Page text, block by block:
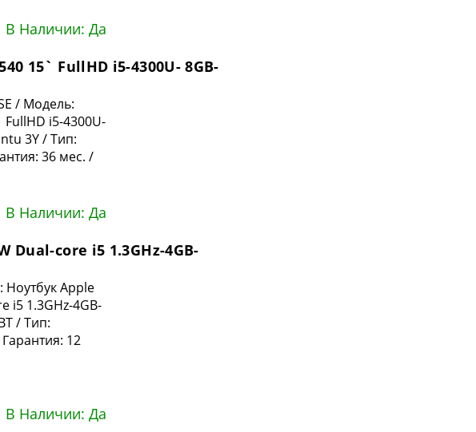
В Наличии: Да
15` FullHD i5-4300U- 8GB-
/ Модель:
FullHD i5-4300U-
3Y / Тип:
36 мес. /
В Наличии: Да
Dual-core i5 1.3GHz-4GB-
Apple
i5 1.3GHz-4GB-
/ Тип:
12
В Наличии: Да